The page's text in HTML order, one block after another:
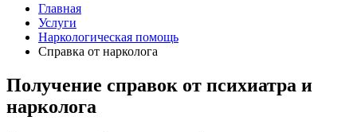
Главная
Услуги
Наркологическая помощь
Справка от нарколога
Получение справок от психиатра и
нарколога